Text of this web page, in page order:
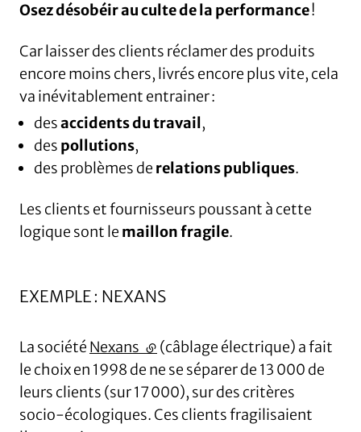
Osez désobéir au culte de la performance!
Car laisser des clients réclamer des produits
encore moins chers, livrés encore plus vite, cela
va inévitablement entrainer :
desaccidents du travail,
des pollutions,
des problèmes de relations publiques.
Les clients et fournisseurs poussant à cette
logique sont le maillon fragile.
EXEMPLE : NEXANS
La société Nexans (lien externe)
(câblage électrique) a fait
le choix en 1998 de ne se séparer de 13 000 de
leurs clients (sur 17 000), sur des critères
socio-écologiques. Ces clients fragilisaient